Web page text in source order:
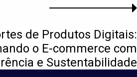
de Produtos Digitais:
o E-commerce com
e Sustentabilidade